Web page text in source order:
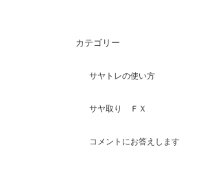
カテゴリー
サヤトレの使い方
サヤ取り ＦＸ
コメントにお答えします